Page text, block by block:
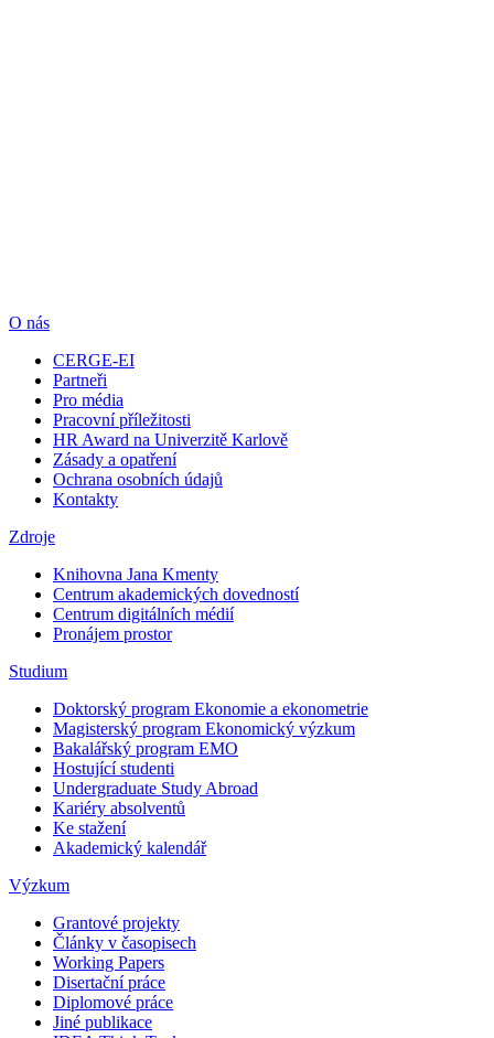
O nás
CERGE-EI
Partneři
Pro média
Pracovní příležitosti
HR Award na Univerzitě Karlově
Zásady a opatření
Ochrana osobních údajů
Kontakty
Zdroje
Knihovna Jana Kmenty
Centrum akademických dovedností
Centrum digitálních médií
Pronájem prostor
Studium
Doktorský program Ekonomie a ekonometrie
Magisterský program Ekonomický výzkum
Bakalářský program EMO
Hostující studenti
Undergraduate Study Abroad
Kariéry absolventů
Ke stažení
Akademický kalendář
Výzkum
Grantové projekty
Články v časopisech
Working Papers
Disertační práce
Diplomové práce
Jiné publikace